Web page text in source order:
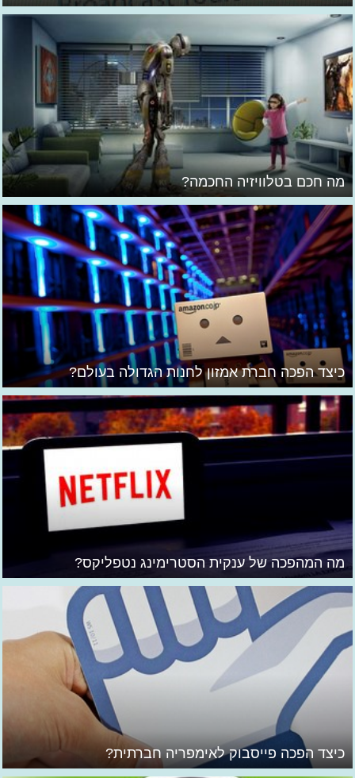
מה חכם בטלוויזיה החכמה?
כיצד הפכה חברת אמזון לחנות הגדולה בעולם?
מה המהפכה של ענקית הסטרימינג נטפליקס?
כיצד הפכה פייסבוק לאימפריה חברתית?